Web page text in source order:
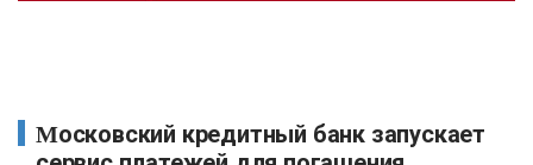
Московский кредитный банк запускает